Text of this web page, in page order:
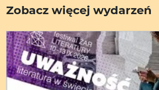
Zobacz więcej wydarzeń